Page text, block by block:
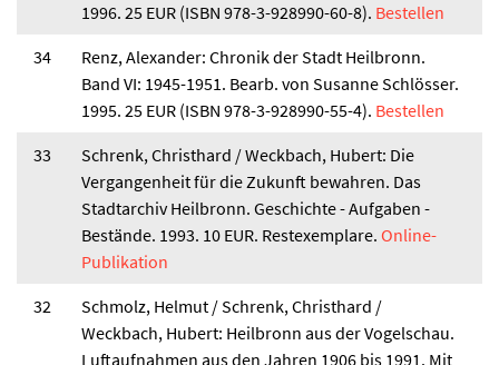
1996. 25 EUR (ISBN 978-3-928990-60-8). Bestellen
34
Renz, Alexander: Chronik der Stadt Heilbronn.
Band VI: 1945-1951. Bearb. von Susanne Schlösser.
1995. 25 EUR (ISBN 978-3-928990-55-4). Bestellen
33
Schrenk, Christhard / Weckbach, Hubert: Die
Vergangenheit für die Zukunft bewahren. Das
Stadtarchiv Heilbronn. Geschichte - Aufgaben -
Bestände. 1993. 10 EUR. Restexemplare. Online-
Publikation
32
Schmolz, Helmut / Schrenk, Christhard /
Weckbach, Hubert: Heilbronn aus der Vogelschau.
Luftaufnahmen aus den Jahren 1906 bis 1991. Mit